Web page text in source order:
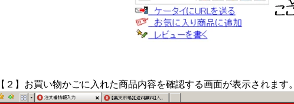
【２】お買い物かごに入れた商品内容を確認する画面が表示されます。